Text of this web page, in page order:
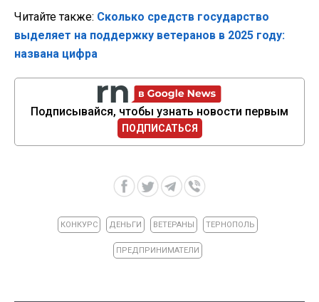
Читайте также: Сколько средств государство
выделяет на поддержку ветеранов в 2025 году:
названа цифра
Подписывайся, чтобы узнать новости первым
ПОДПИСАТЬСЯ
КОНКУРС ДЕНЬГИ ВЕТЕРАНЫ ТЕРНОПОЛЬ
ПРЕДПРИНИМАТЕЛИ